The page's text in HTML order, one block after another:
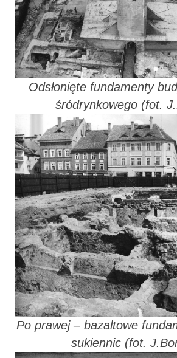
Odsłonięte fundamenty
śródrynkowego (fot.
Po prawej – bazaltowe
sukiennic (fot.